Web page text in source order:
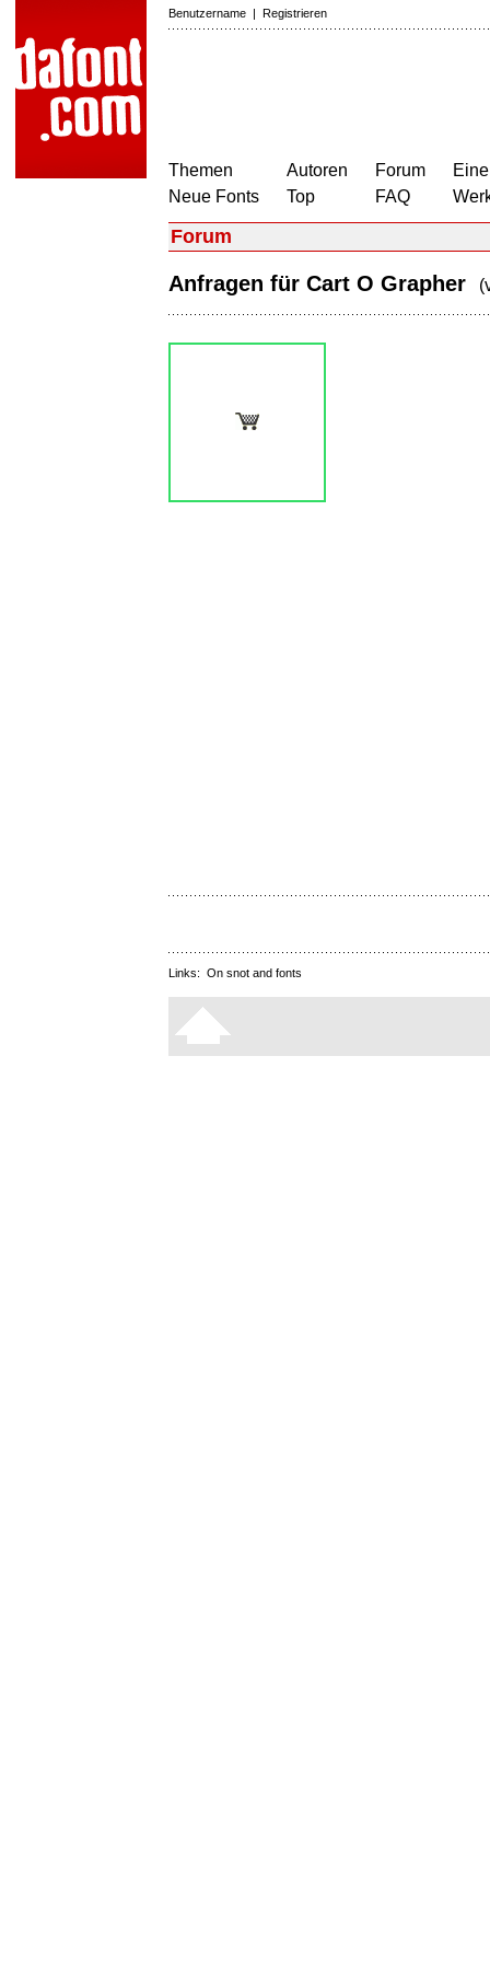
Benutzername | Registrieren
Themen
Neue Fonts
Autoren
Top
Forum
FAQ
Forum
Anfragen für Cart O Grapher
Links: On snot and fonts